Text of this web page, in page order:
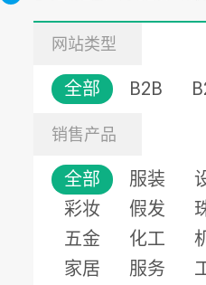
网站类型
全部 B2B
销售产品
全部 服装
彩妆
假发
五金
化工
家居
服务